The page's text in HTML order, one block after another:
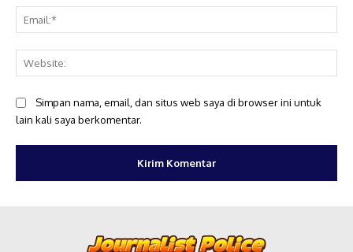
Simpan nama, email, dan situs web saya di browser ini untuk
lain kali saya berkomentar.